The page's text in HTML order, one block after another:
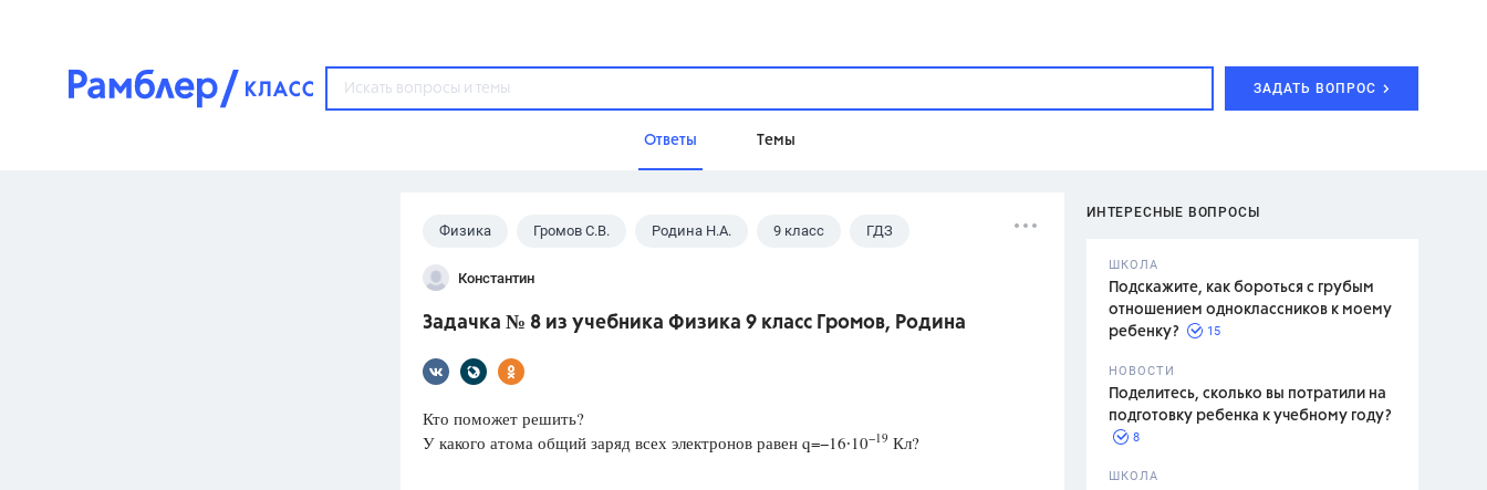
ЗАДАТЬ ВОПРОС
Ответы Темы
Популярные темы
3273 ответа
3460 ответов
Домашнее задание
ИНТЕРЕСНЫЕ ВОПРОСЫ
ШКОЛА
Подскажите, как бороться с грубым
отношением одноклассников к моему
ребенку?
15
НОВОСТИ
Поделитесь, сколько вы потратили на
подготовку ребенка к учебному году?
8
ШКОЛА
Физика Громов С.В. Родина Н.А. 9 класс ГДЗ
Константин
Задачка № 8 из учебника Физика 9 класс Громов, Родина
Кто поможет решить?
У какого атома общий заряд всех электронов равен q=−16∙10−19 Кл?